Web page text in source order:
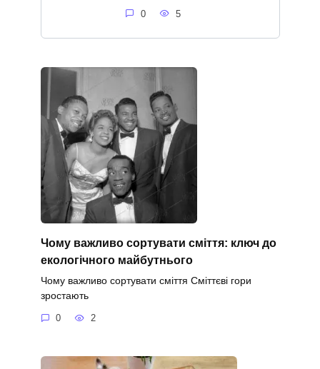
0 5
Чому важливо сортувати сміття: ключ до
екологічного майбутнього
Чому важливо сортувати сміття Сміттєві гори
зростають
0 2